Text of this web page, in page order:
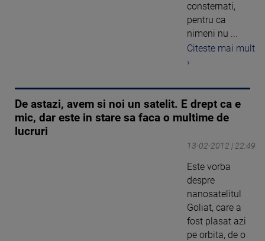
consternati,
pentru ca
nimeni nu ...
Citeste mai mult
›
De astazi, avem si noi un satelit. E drept ca e
mic, dar este in stare sa faca o multime de
lucruri
13-02-2012 | 22:49
Este vorba
despre
nanosatelitul
Goliat, care a
fost plasat azi
pe orbita, de o